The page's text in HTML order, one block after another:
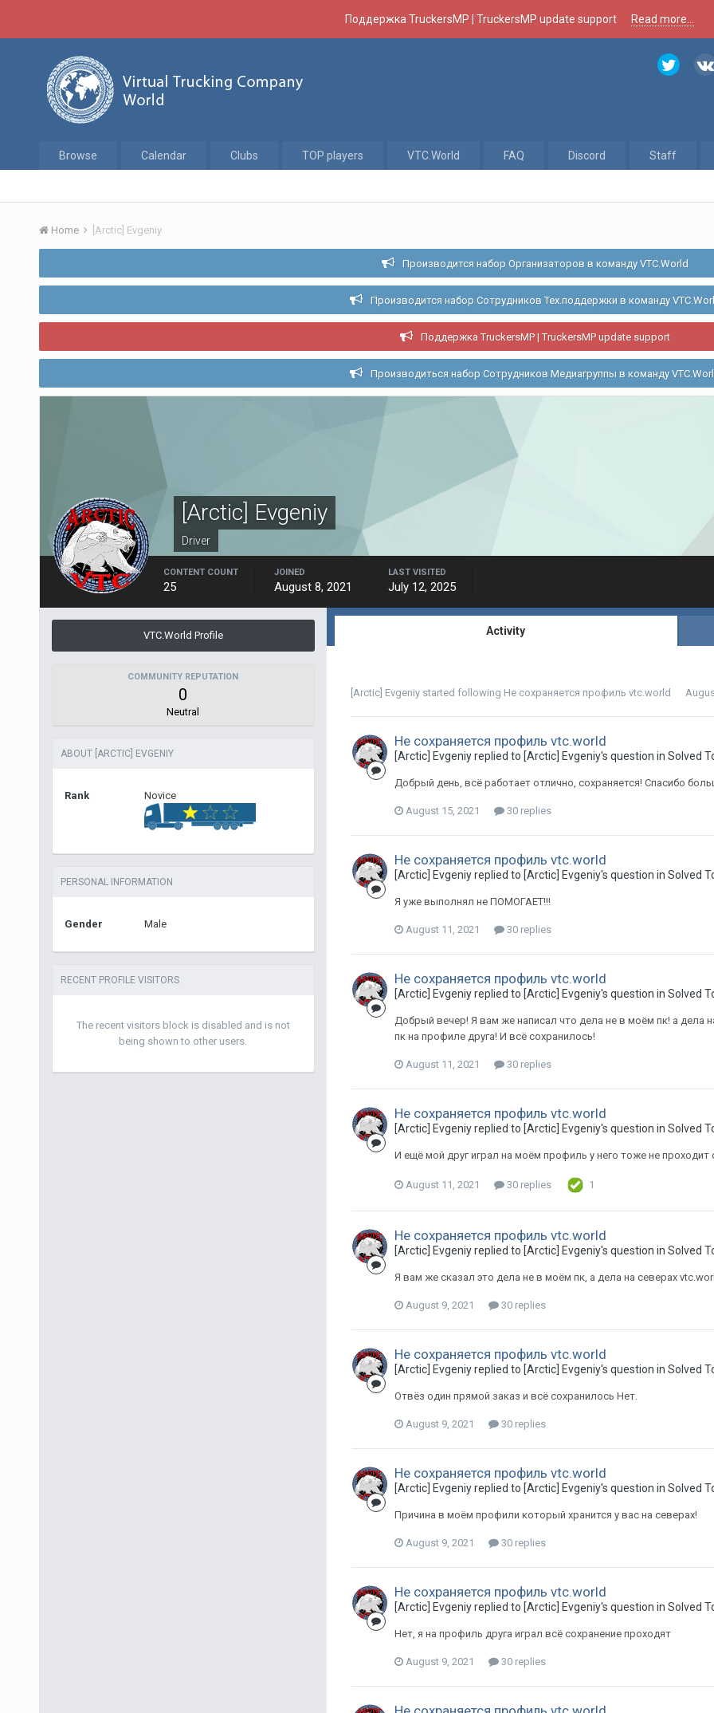
Поддержка TruckersMP | TruckersMP update support Read more...
Browse Calendar Clubs TOP players VTC.World FAQ Discord Staff
Home [Arctic] Evgeniy
Производится набор Организаторов в команду VTC.World
Производится набор Сотрудников Тех.поддержки в команду
Поддержка TruckersMP | TruckersMP update support
Производиться набор Сотрудников Медиагруппы в команду
[Arctic] Evgeniy
Driver
CONTENT COUNT
25
JOINED
August 8, 2021
LAST VISITED
July 12, 2025
VTC.World Profile
COMMUNITY REPUTATION
0
Neutral
ABOUT [ARCTIC] EVGENIY
Rank Novice
PERSONAL INFORMATION
Gender Male
RECENT PROFILE VISITORS
The recent visitors block is disabled and is not
being shown to other users.
Activity
[Arctic] Evgeniystarted following Не сохраняется профиль vtc.world
Не сохраняется профиль vtc.world
[Arctic] Evgeniy replied to [Arctic] Evgeniy's question in Solved
Добрый день, всё работает отлично, сохраняется! Спасибо
August 15, 2021 30 replies
Не сохраняется профиль vtc.world
[Arctic] Evgeniy replied to [Arctic] Evgeniy's question in Solved
Я уже выполнял не ПОМОГАЕТ!!!
August 11, 2021 30 replies
Не сохраняется профиль vtc.world
[Arctic] Evgeniy replied to [Arctic] Evgeniy's question in Solved
Добрый вечер! Я вам же написал что дела не в моём пк! а дела
пк на профиле друга! И всё сохранилось!
August 11, 2021 30 replies
Не сохраняется профиль vtc.world
[Arctic] Evgeniy replied to [Arctic] Evgeniy's question in Solved
И ещё мой друг играл на моём профиль у него тоже не проходит
August 11, 2021 30 replies 1
Не сохраняется профиль vtc.world
[Arctic] Evgeniy replied to [Arctic] Evgeniy's question in Solved
Я вам же сказал это дела не в моём пк, а дела на северах
August 9, 2021 30 replies
Не сохраняется профиль vtc.world
[Arctic] Evgeniy replied to [Arctic] Evgeniy's question in Solved
Отвёз один прямой заказ и всё сохранилось Нет.
August 9, 2021 30 replies
Не сохраняется профиль vtc.world
[Arctic] Evgeniy replied to [Arctic] Evgeniy's question in Solved
Причина в моём профили который хранится у вас на северах!
August 9, 2021 30 replies
Не сохраняется профиль vtc.world
[Arctic] Evgeniy replied to [Arctic] Evgeniy's question in Solved
Нет, я на профиль друга играл всё сохранение проходят
August 9, 2021 30 replies